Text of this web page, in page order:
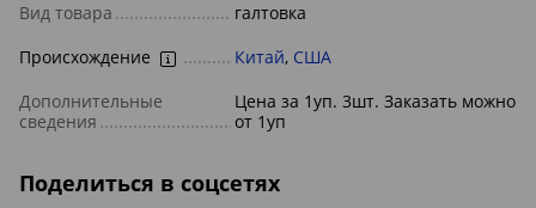
Вид товара
галтовка
Происхождение
Китай, США
Дополнительные
сведения
Цена за 1уп. 3шт. Заказать можно
от 1уп
Поделиться в соцсетях